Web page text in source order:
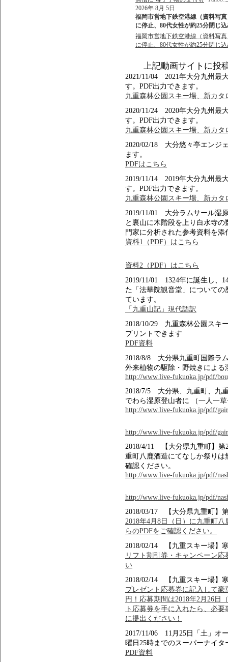
2026年 8月 5日
福岡市営地下鉄空港線（資料写
に停止、80代女性が約25分閉じ
福岡市営地下鉄空港線（資料写
に停止、80代女性が約25分閉じ
上記動画サイトに投
2021/11/04 2021年大分九州最
す。PDF出力できます。
九重森林公園スキー場、新カタ
2020/11/24 2020年大分九州最
す。PDF出力できます。
九重森林公園スキー場、新カタ
2020/02/18 大分悠々亭エンジ
ます。
PDFはこちら
2019/11/14 2019年大分九州最
す。PDF出力できます。
九重森林公園スキー場、新カタ
2019/11/01 大分ラムサール湿
と裏山に木階段を上り白水寺
門家に分析された参考資料を添
資料1（PDF）はこちら
資料2（PDF）はこちら
2019/11/01 1324年に誕生し、
た「法華院観音堂」について
ています。
「九重山記」現代語訳
2018/10/29 九重森林公園スキ
プリントできます
PDF資料
2018/8/8 大分県九重町国際ラ
外来植物の駆除・野焼きによ
http://www.live-fukuoka.jp/pdf/
2018/7/5 大分県、九重町、九
でわら湿原登山者に （一人一
http://www.live-fukuoka.jp/pdf/
http://www.live-fukuoka.jp/pdf/
2018/4/11 【大分県九重町】第
重町八鹿酒造にてなしか祭り
確認ください。
http://www.live-fukuoka.jp/pdf/
http://www.live-fukuoka.jp/pdf/
2018/03/17 【大分県九重町】
2018年4月8日（日）に九重町
らのPDFをご確認ください。
2018/02/14 【九重スキー場】
リフト割引券・キャンペーン
い
2018/02/14 【九重スキー場】
プレゼント応募券に記入して豪
円！応募期間は2018年2月26日
ト応募券を手に入れたら、必
に提出ください！
2017/11/06 11月25日「土」オ
曜日25時までのスーパーナイ
PDF資料